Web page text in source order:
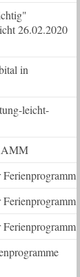
26.02.2020
in
leicht-